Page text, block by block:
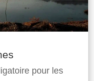
pour les